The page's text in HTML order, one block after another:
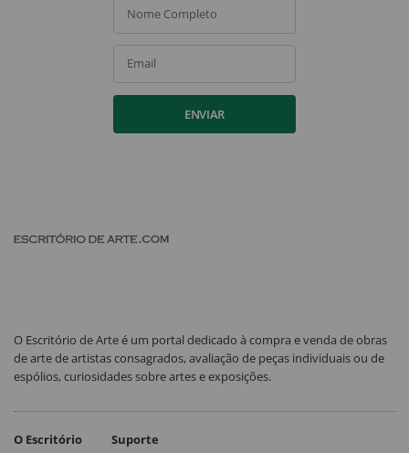
Nome Completo
Email
ENVIAR
O Escritório de Arte é um portal dedicado à compra e venda de obras
de arte de artistas consagrados, avaliação de peças individuais ou de
espólios, curiosidades sobre artes e exposições.
O Escritório Suporte